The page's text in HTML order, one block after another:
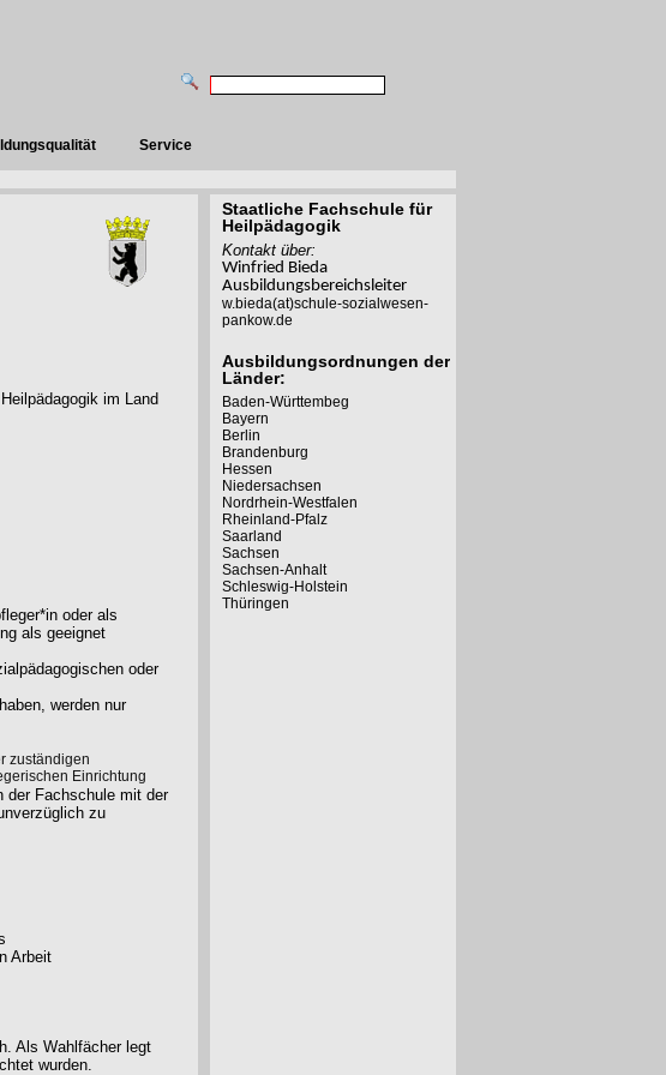
Service
im Land
oder als
als geeignet
oder
werden nur
zuständigen
Einrichtung
der Fachschule mit der
zu
Arbeit
Als Wahlfächer legt
wurden.
Staatliche Fachschule für
Heilpädagogik
Kontakt über:
Winfried Bieda
Ausbildungsbereichsleiter
w.bieda(at)schule-sozialwesen-
pankow.de
Ausbildungsordnungen der
Länder:
Baden-Württembeg
Bayern
Berlin
Brandenburg
Hessen
Niedersachsen
Nordrhein-Westfalen
Rheinland-Pfalz
Saarland
Sachsen
Sachsen-Anhalt
Schleswig-Holstein
Thüringen